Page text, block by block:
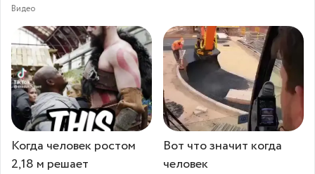
Видео
Когда человек ростом
2,18 м решает
Вот что значит когда
человек